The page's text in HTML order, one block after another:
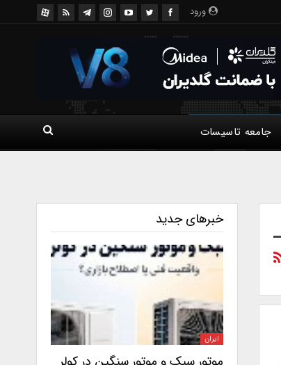
ورود
جامعه تاسیسات
خبرهای جدید
ایران